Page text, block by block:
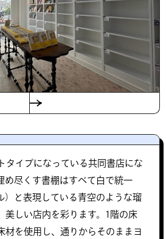
タイプになっている共同書店にな
め尽くす書棚はすべて白で統一
）と表現している青空のような瑠
美しい店内を彩ります。1階の床
材を使用し、通りからそのままヨ